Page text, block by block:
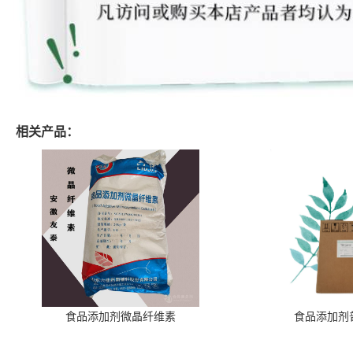
相关产品：
食品添加剂微晶纤维素 食品添加剂